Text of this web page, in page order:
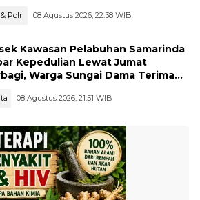
Polri 08 Agustus 2026, 22:38 WIB
Kawasan Pelabuhan Samarinda
Kepedulian Lewat Jumat
Warga Sungai Dama Terima
08 Agustus 2026, 21:51 WIB